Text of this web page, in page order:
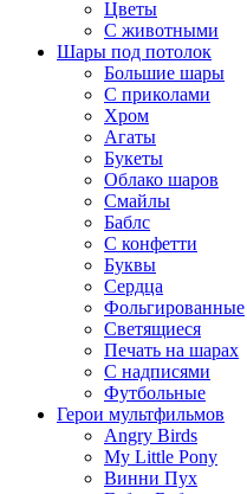
Цветы
С животными
Шары под потолок
Большие шары
С приколами
Хром
Агаты
Букеты
Облако шаров
Смайлы
Баблс
С конфетти
Буквы
Сердца
Фольгированные
Светящиеся
Печать на шарах
С надписями
Футбольные
Герои мультфильмов
Angry Birds
My Little Pony
Винни Пух